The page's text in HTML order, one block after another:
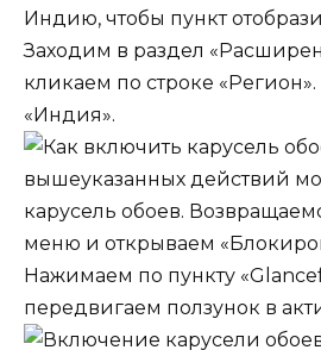
Индию, чтобы пункт
Заходим в раздел
кликаем по строке
«Индия».
вышеуказанных действий
карусель обоев.
меню и открываем
Нажимаем по пункту «Glance
передвигаем ползунок в